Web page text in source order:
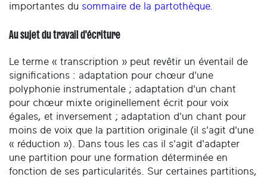
importantes du sommaire de la partothèque.
Au sujet du travail d'écriture
Le terme « transcription » peut revêtir un éventail de
significations : adaptation pour chœur d'une
polyphonie instrumentale ; adaptation d'un chant
pour chœur mixte originellement écrit pour voix
égales, et inversement ; adaptation d'un chant pour
moins de voix que la partition originale (il s'agit d'une
« réduction »). Dans tous les cas il s'agit d'adapter
une partition pour une formation déterminée en
fonction de ses particularités. Sur certaines partitions,